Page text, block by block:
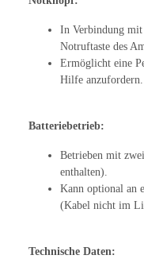
In Verbindung
Notruftaste des
Ermöglicht eine
Hilfe anzufordern.
Batteriebetrieb:
Betrieben mit
enthalten).
Kann optional an
(Kabel nicht im
Technische Daten: